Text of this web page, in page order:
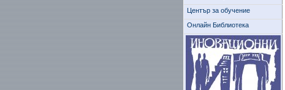
Център за обучение
Онлайн Библиотека